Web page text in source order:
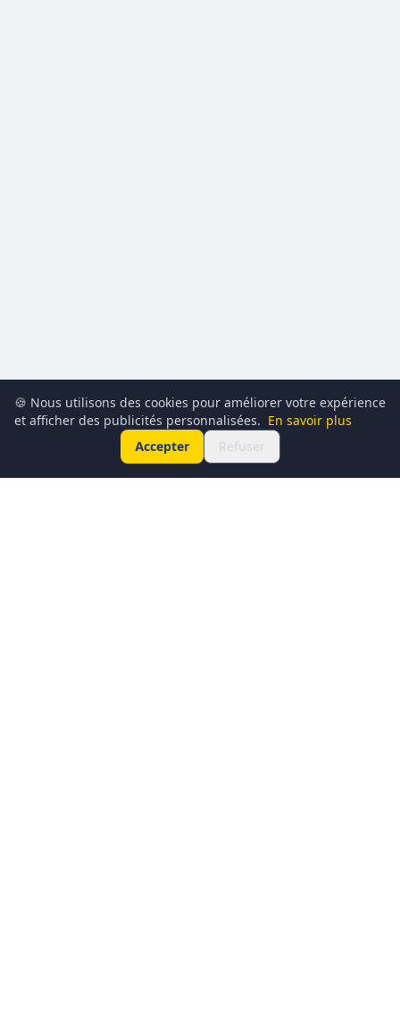
🍪 Nous utilisons des cookies pour améliorer votre expérience
et afficher des publicités personnalisées. En savoir plus
Accepter
Refuser